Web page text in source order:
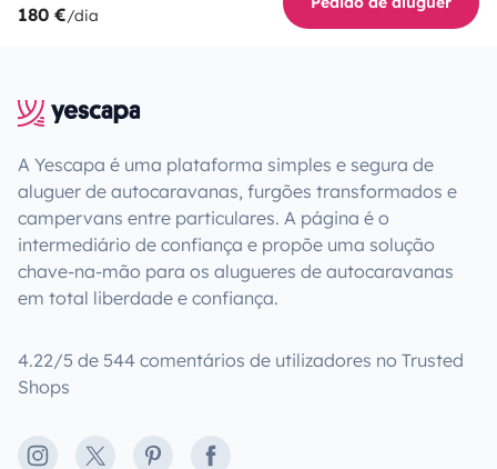
180 €/dia
A Yescapa é uma plataforma simples e segura de
aluguer de autocaravanas, furgões transformados e
campervans entre particulares. A página é o
intermediário de confiança e propõe uma solução
chave-na-mão para os alugueres de autocaravanas
em total liberdade e confiança.
4.22/5 de 544 comentários de utilizadores no Trusted
Shops
Instagram
X PinterestFacebook